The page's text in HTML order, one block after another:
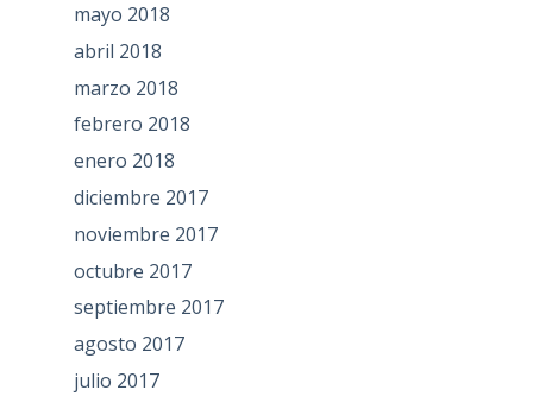
mayo 2018
abril 2018
marzo 2018
febrero 2018
enero 2018
diciembre 2017
noviembre 2017
octubre 2017
septiembre 2017
agosto 2017
julio 2017